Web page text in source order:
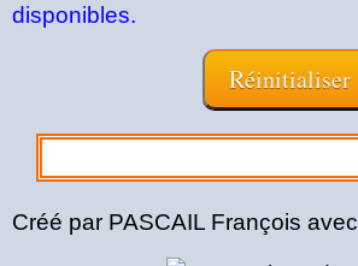
disponibles.
Créé par PASCAIL François avec